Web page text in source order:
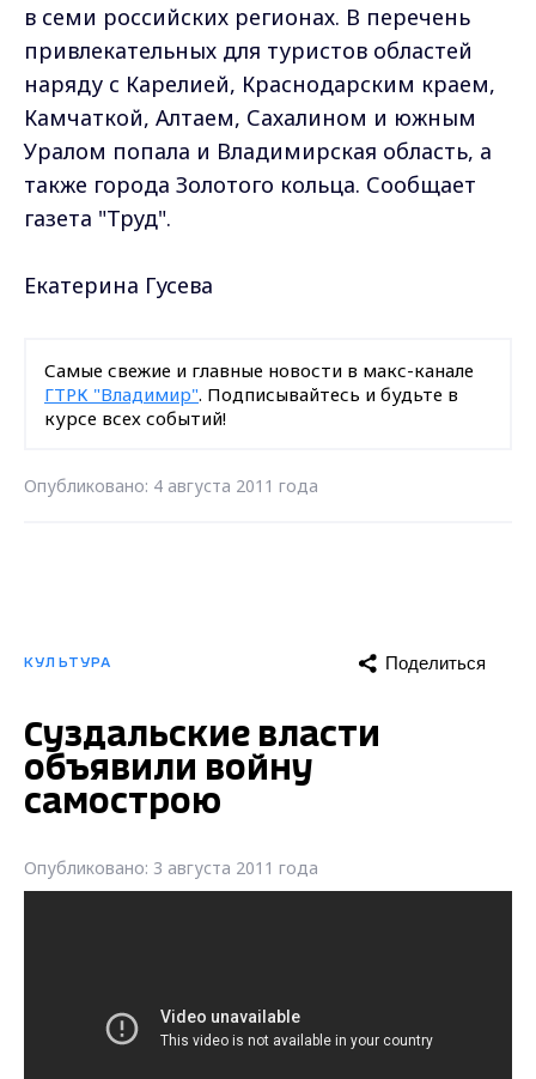
в семи российских регионах. В перечень
привлекательных для туристов областей
наряду с Карелией, Краснодарским краем,
Камчаткой, Алтаем, Сахалином и южным
Уралом попала и Владимирская область, а
также города Золотого кольца. Сообщает
газета "Труд".
Екатерина Гусева
Самые свежие и главные новости в макс-канале
ГТРК "Владимир". Подписывайтесь и будьте в
курсе всех событий!
Опубликовано: 4 августа 2011 года
КУЛЬТУРА Поделиться
Суздальские власти
объявили войну
самострою
Опубликовано: 3 августа 2011 года